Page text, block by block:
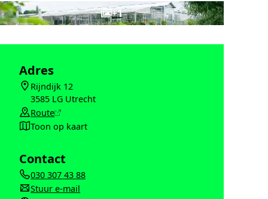
+1
Adres
Locatie
Rijndijk 12
3585 LG Utrecht
Route
Route
Toon op kaart
Contact
Telefoonnummer
030 307 43 88
Stuur e-mail